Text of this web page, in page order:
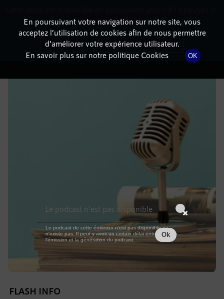
DÉTAILS DE L'ÉPISODE
28 août 2021à 4h59, durée : Invalid date
FLASH INFO
En poursuivant votre navigation sur notre site, vous
acceptez l’utilisation de cookies afin de nous permettre
d’améliorer votre expérience utilisateur.
En savoir plus sur notre politique Cookies
OK
dessous pour l'installer.
Non merci Télécharger l'application
Le podcast n'est pas disponible
Le podcast de cette émission n'est pas disponible ou
n'existe pas. Il peut y avoir un certain délai entre la fin de
l'émission et la génération du podcast.
Ok